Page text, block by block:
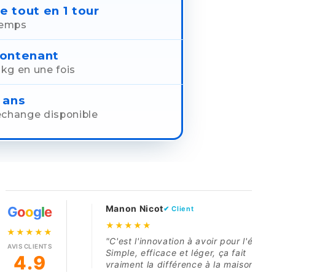
tout en 1 tour
en une fois
ans
disponible
Google
★★★★★
AVIS CLIENTS
4.9
Manon Nicot ✔ Client
"C'est l'innovation à avoir pour l'été !
Simple, efficace et léger, ça fait
vraiment la différence à la maison."
"Cette épuisette est
famille l'adore,
investissement